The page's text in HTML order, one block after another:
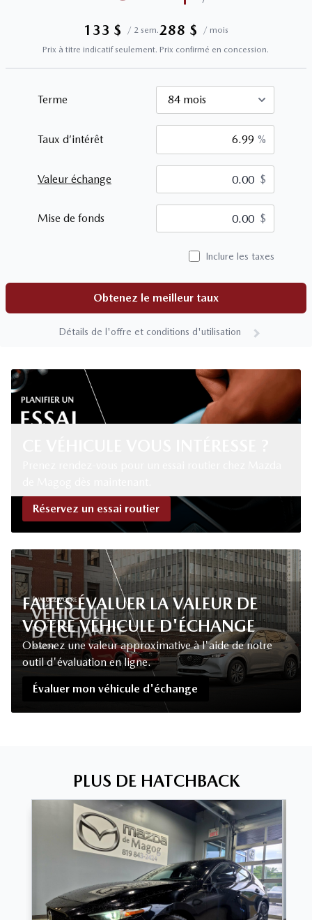
133 $ / 2 sem.288 $ / mois
Prix à titre indicatif seulement. Prix confirmé en concession.
Terme
Taux d’intérêt %
Valeur échange $ $
Mise de fonds $
Inclure les taxes
Obtenez le meilleur taux
Détails de l'offre et conditions d'utilisation
Réservez un essai routier
FAITES ÉVALUER LA VALEUR DE
VOTRE VÉHICULE D'ÉCHANGE
Obtenez une valeur approximative à l'aide de notre
outil d'évaluation en ligne.
Évaluer mon véhicule d'échange
PLUS DE HATCHBACK